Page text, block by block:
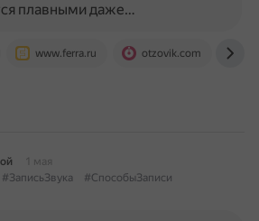
www.ferra.ru otzovik.com
плавными даже…
1 мая
#ЗаписьЗвука
#СпособыЗаписи